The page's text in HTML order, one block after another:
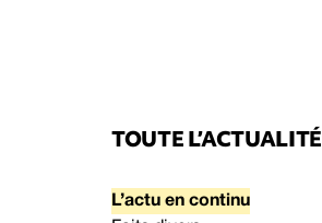
TOUTE L’ACTUALITÉ
L’actu en continu